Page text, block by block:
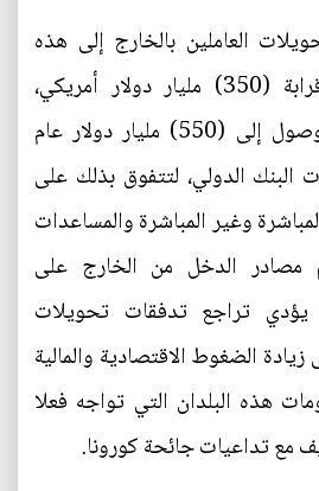
العاملين بالخارج إلى هذه
البلدان عام 2018 قرابة (350) مليار دولار أمريكي،
وتمضي على مسار الوصول إلى (550) مليار دولار عام
البنك الدولي، لتتفوق بذلك على
وغير المباشرة والمساعدات
مصادر الدخل من الخارج على
تراجع تدفقات تحويلات
الضغوط الاقتصادية والمالية
هذه البلدان التي تواجه فعلا
مع تداعيات جائحة كورونا.